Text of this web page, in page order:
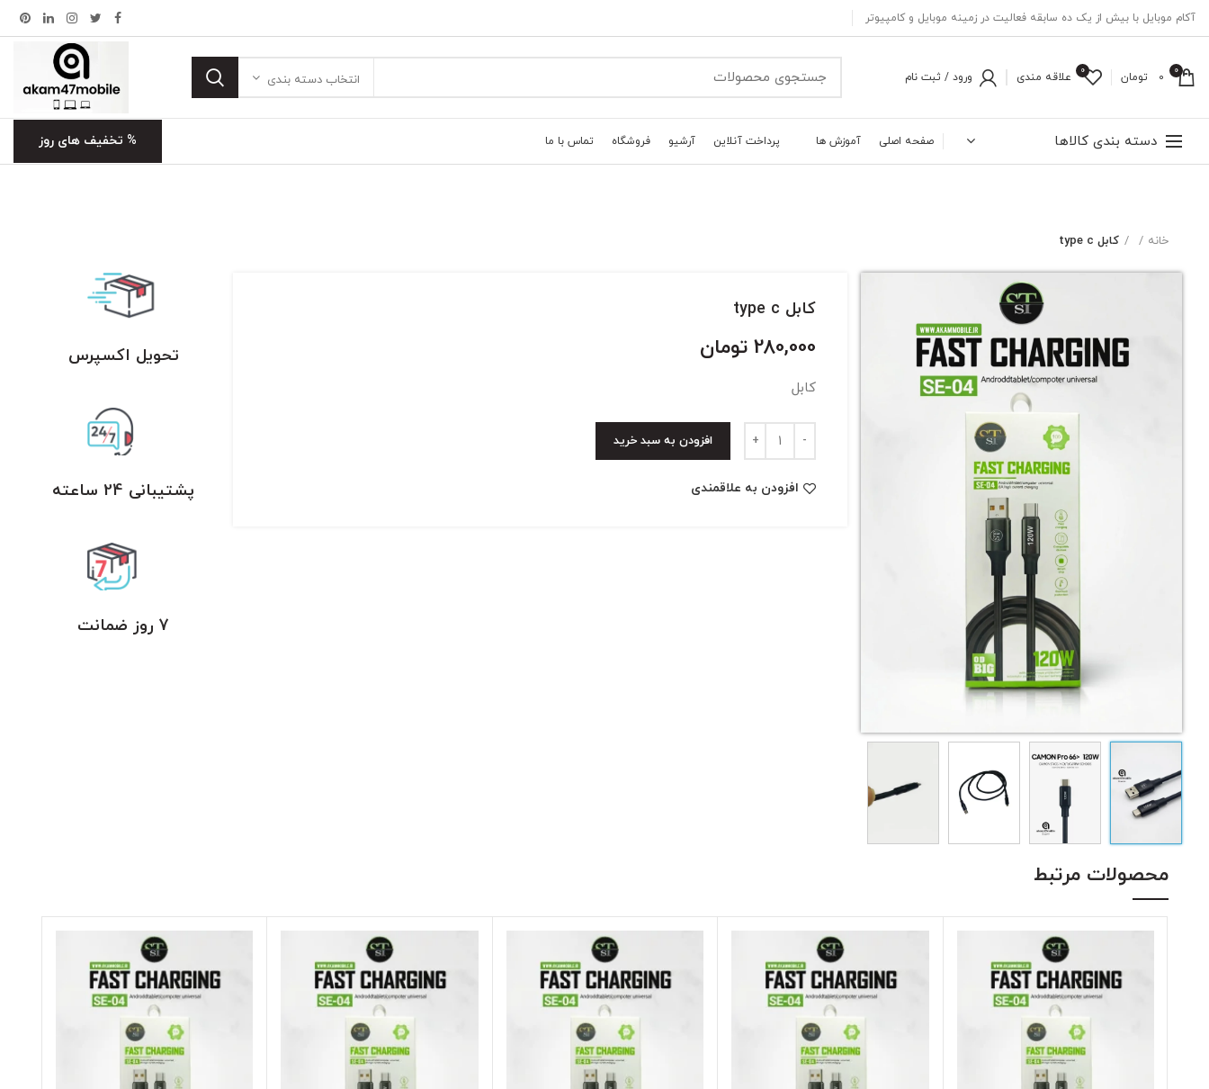
آکام موبایل با بیش از یک ده سابقه فعالیت در زمینه موبایل و کامپیوتر
0
0 تومان 0 علاقه مندی ورود / ثبت نام انتخاب دسته بندی
دسته بندی کالاها صفحه اصلی آموزش ها پرداخت آنلاین آرشیو فروشگاه تماس با ما % تخفیف های روز
خانه کابل type c
کابل type c
280,000 تومان
کابل
افزودن به سبد خرید
افزودن به علاقمندی
تحویل اکسپرس
پشتیبانی 24 ساعته
7 روز ضمانت
محصولات مرتبط